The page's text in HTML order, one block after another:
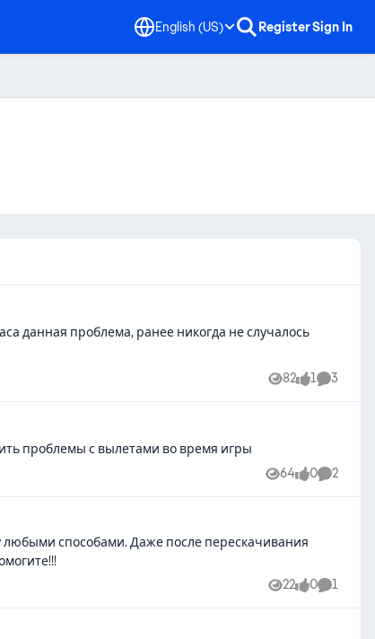
English (US) RegisterSign In
данная проблема, ранее никогда не случалось
82
Views 1
like 3
проблемы с вылетами во время игры
64
Views 0
likes 2
любыми способами. Даже после перескачивания
22
Views 0
likes 1
Comment